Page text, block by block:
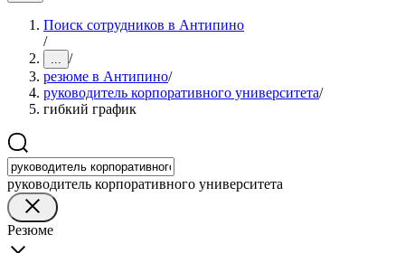
Поиск сотрудников в Антипино
/
... /
резюме в Антипино/
руководитель корпоративного университета/
гибкий график
руководитель корпоративного университета
Резюме